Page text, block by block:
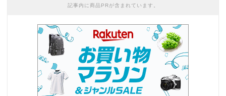
記事内に商品PRが含まれています。